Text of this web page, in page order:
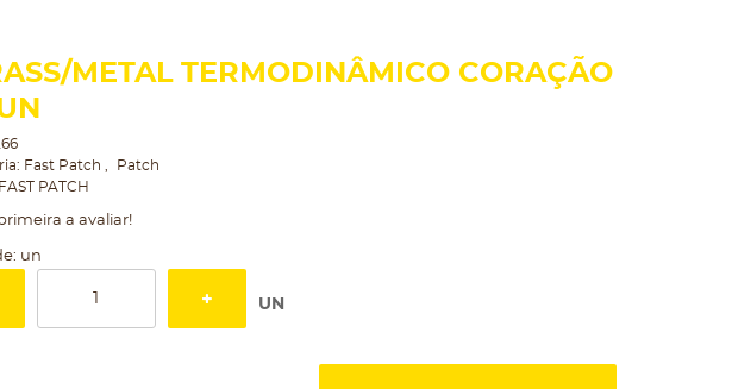
METAL TERMODINÂMICO CORAÇÃO
Fast Patch
Patch
FAST PATCH
a avaliar!
un
UN